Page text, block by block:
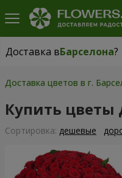
Доставка вБарселона?
Доставка вБарселона|
Доставка цветов в г.
Купить
Cортировка: дешевые